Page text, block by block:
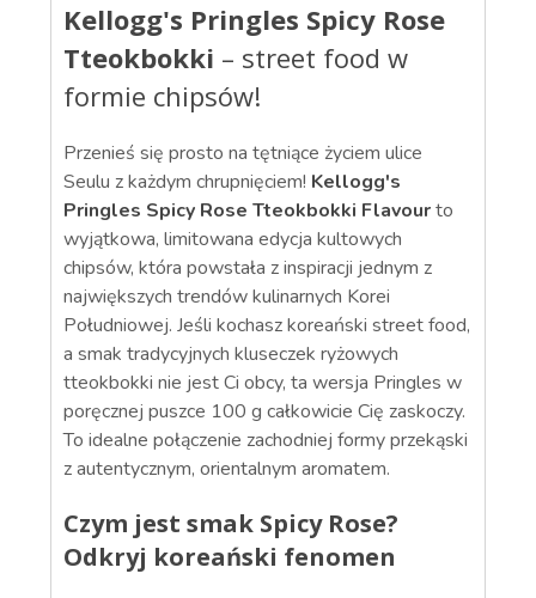
Kellogg's Pringles Spicy Rose
Tteokbokki – street food w
formie chipsów!
Przenieś się prosto na tętniące życiem ulice
Seulu z każdym chrupnięciem! Kellogg's
Pringles Spicy Rose Tteokbokki Flavourto
wyjątkowa, limitowana edycja kultowych
chipsów, która powstała z inspiracji jednym z
największych trendów kulinarnych Korei
Południowej. Jeśli kochasz koreański street food,
a smak tradycyjnych kluseczek ryżowych
tteokbokki nie jest Ci obcy, ta wersja Pringles w
poręcznej puszce 100 g całkowicie Cię zaskoczy.
To idealne połączenie zachodniej formy przekąski
z autentycznym, orientalnym aromatem.
Czym jest smak Spicy Rose?
Odkryj koreański fenomen